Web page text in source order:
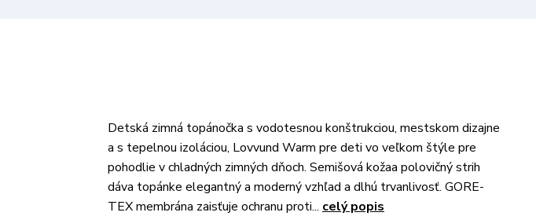
Detská zimná topánočka s vodotesnou konštrukciou, mestskom dizajne
a s tepelnou izoláciou, Lovvund Warm pre deti vo veľkom štýle pre
pohodlie v chladných zimných dňoch. Semišová kožaa polovičný strih
dáva topánke elegantný a moderný vzhľad a dlhú trvanlivosť. GORE-
TEX membrána zaisťuje ochranu proti... celý popis